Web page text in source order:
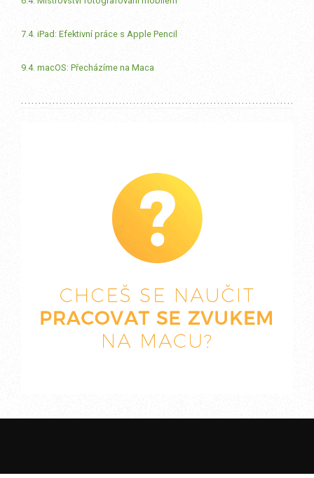
7.4. iPad: Efektivní práce s Apple Pencil
9.4. macOS: Přecházíme na Maca